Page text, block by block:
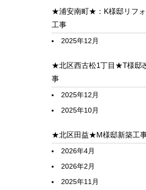
★浦安南町★：K様邸リフォ
工事
2025年12月
★北区西古松1丁目★T様邸
事
2025年12月
2025年10月
★北区田益★M様邸新築工
2026年4月
2026年2月
2025年11月